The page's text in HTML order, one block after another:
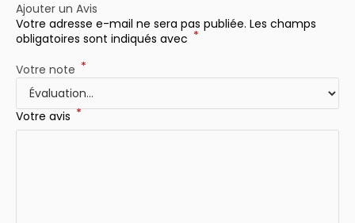
Ajouter un Avis
Votre adresse e-mail ne sera pas publiée. Les champs
obligatoires sont indiqués avec *
Votre note *
Votre avis *